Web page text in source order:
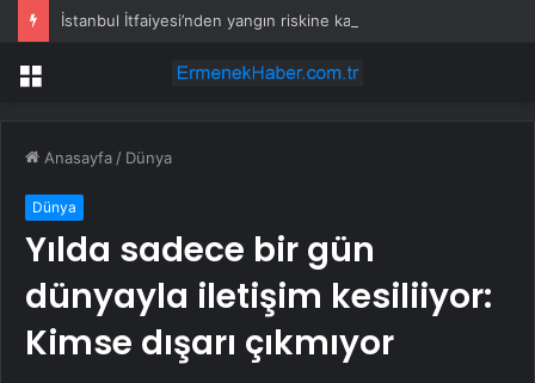
İstanbul İtfaiyesi’nden yangın riskine karşı videolu uyarı
Menü
Anasayfa / Dünya
Dünya
Yılda sadece bir gün
dünyayla iletişim kesiliiyor:
Kimse dışarı çıkmıyor